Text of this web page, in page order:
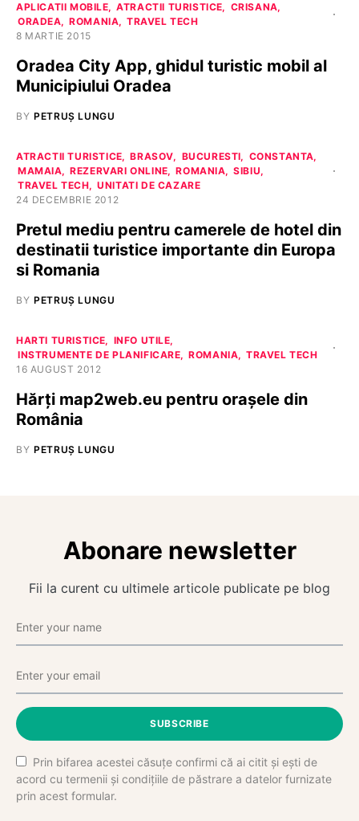
APLICATII MOBILE ATRACTII TURISTICE
CRISANA
ORADEA
ROMANIA
TRAVEL TECH
8 MARTIE 2015
Oradea City App, ghidul turistic mobil al
Municipiului Oradea
BY PETRUȘ LUNGU
ATRACTII TURISTICE BRASOV BUCURESTI
CONSTANTA
MAMAIA
REZERVARI ONLINE ROMANIA
SIBIU
TRAVEL TECH
UNITATI DE CAZARE
24 DECEMBRIE 2012
Pretul mediu pentru camerele de hotel din
destinatii turistice importante din Europa
si Romania
BY PETRUȘ LUNGU
HARTI TURISTICE
INFO UTILE
INSTRUMENTE DE PLANIFICARE
ROMANIA
TRAVEL TECH
16 AUGUST 2012
Hărți map2web.eu pentru orașele din
România
BY PETRUȘ LUNGU
Abonare newsletter
Fii la curent cu ultimele articole publicate pe blog
SUBSCRIBE
Prin bifarea acestei căsuțe confirmi că ai citit și ești de
acord cu termenii și condițiile de păstrare a datelor furnizate
prin acest formular.